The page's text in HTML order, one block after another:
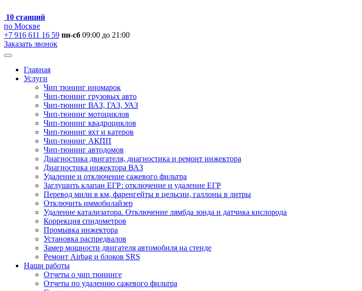
10 станций
по Москве
+7 916 611 16 59 пн-сб 09:00 до 21:00
Заказать звонок
Главная
Услуги
Чип тюнинг иномарок
Чип-тюнинг грузовых авто
Чип-тюнинг ВАЗ, ГАЗ, УАЗ
Чип-тюнинг мотоциклов
Чип-тюнинг квадроциклов
Чип-тюнинг яхт и катеров
Чип-тюнинг АКПП
Чип-тюнинг автодомов
Диагностика двигателя, диагностика и ремонт инжектора
Диагностика инжектора ВАЗ
Удаление и отключение сажевого фильтра
Заглушить клапан ЕГР: отключение и удаление ЕГР
Перевод мили в км, фаренгейты в цельсии, галлоны в литры
Отключить иммобилайзер
Удаление катализатора. Отключение лямбда зонда и датчика кислорода
Коррекция спидометров
Промывка инжектора
Установка распредвалов
Замер мощности двигателя автомобиля на стенде
Ремонт Airbag и блоков SRS
Наши работы
Отчеты о чип тюнинге
Отчеты по удалению сажевого фильтра